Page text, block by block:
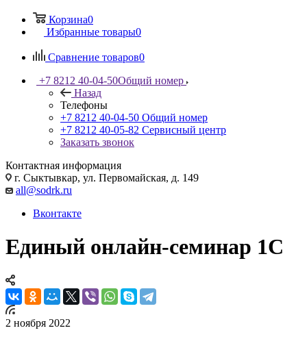
Корзина0
Избранные товары0
Сравнение товаров0
+7 8212 40-04-50Общий номер
Назад
Телефоны
+7 8212 40-04-50 Общий номер
+7 8212 40-05-82 Сервисный центр
Заказать звонок
Контактная информация
г. Сыктывкар, ул. Первомайская, д. 149
all@sodrk.ru
Вконтакте
Единый онлайн-семинар 1С
2 ноября 2022